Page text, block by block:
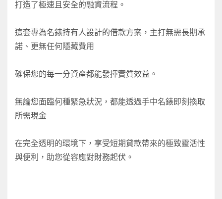
打造了極速且安全的融資流程。
這套專為名錶持有人設計的借款方案，主打無需長期承
諾、更無任何隱藏費用
確保您的每一分資產都能發揮實質效益。
無論您面臨何種緊急狀況，都能透過手中名錶即刻換取
所需現金
在完全透明的環境下，享受短期貸款帶來的極致靈活性
與便利，助您從容應對財務起伏。